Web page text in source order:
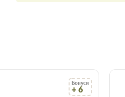
Бонуси
+ 6